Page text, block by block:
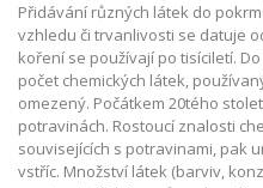
Přidávání různých látek do
vzhledu či trvanlivosti se datuje
koření se používají po tisíciletí.
počet chemických látek,
omezený. Počátkem 20tého
potravinách. Rostoucí znalosti
souvisejících s potravinami, pak
vstříc. Množství látek (barviv,